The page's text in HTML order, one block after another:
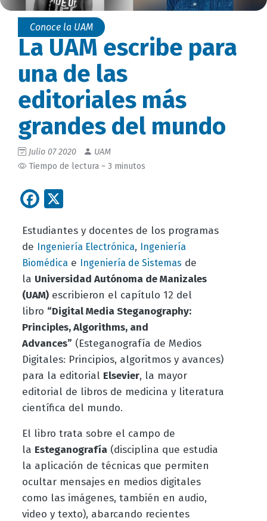
Conoce la UAM
La UAM escribe para
una de las
editoriales más
grandes del mundo
Julio 07 2020
UAM
Tiempo de lectura ~ 3 minutos
Facebook
Estudiantes y docentes de los programas
de Ingeniería Electrónica, Ingeniería
Biomédicae Ingeniería de Sistemas de
la Universidad Autónoma de Manizales
(UAM)escribieron el capítulo 12 del
libro “Digital Media Steganography:
Principles, Algorithms, and
Advances” (Esteganografía de Medios
Digitales: Principios, algoritmos y avances)
para la editorial Elsevier, la mayor
editorial de libros de medicina y literatura
científica del mundo.
El libro trata sobre el campo de
la Esteganografía(disciplina que estudia
la aplicación de técnicas que permiten
ocultar mensajes en medios digitales
como las imágenes, también en audio,
video y texto), abarcando recientes